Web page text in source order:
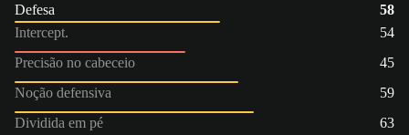
Defesa
58
Intercept.
54
Precisão no cabeceio
45
Noção defensiva
59
Dividida em pé
63